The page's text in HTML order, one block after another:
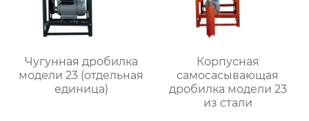
Чугунная дробилка
модели 23 (отдельная
единица)
Корпусная
самоcасывающая
дробилка модели 23
из стали